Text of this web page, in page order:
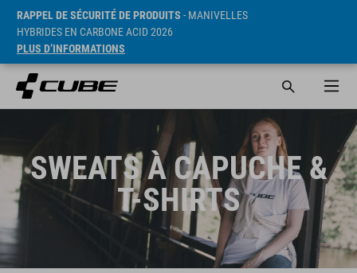
RAPPEL DE SÉCURITÉ DE PRODUITS - MANIVELLES
HYBRIDES EN CARBONE ACID 2026
PLUS D’INFORMATIONS
SWEATS À CAPUCHE &
T-SHIRTS